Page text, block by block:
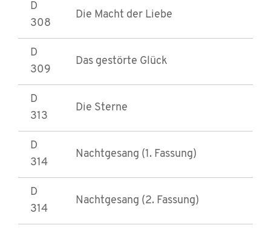
D
308
Die Macht der Liebe
D
309
Das gestörte Glück
D
313
Die Sterne
D
314
Nachtgesang (1. Fassung)
D
314
Nachtgesang (2. Fassung)